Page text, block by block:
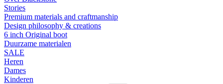
Stories
Premium materials and craftmanship
Design philosophy & creations
6 inch Original boot
Duurzame materialen
SALE
Heren
Dames
Kinderen